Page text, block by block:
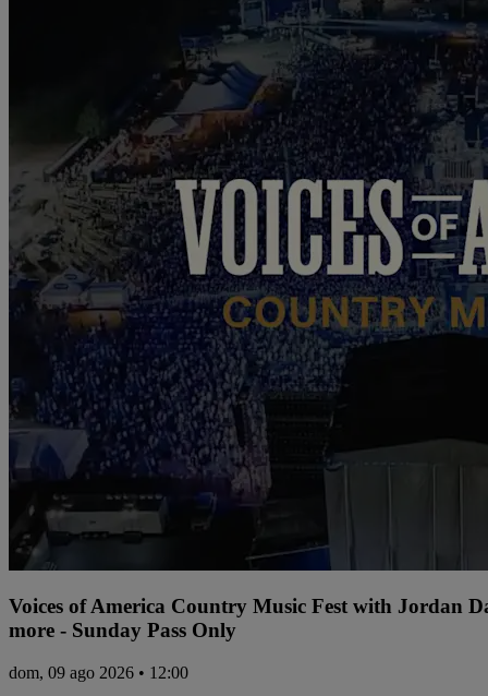
Voices of America Country Music Fest with Jordan
more - Sunday Pass Only
dom, 09 ago 2026 • 12:00